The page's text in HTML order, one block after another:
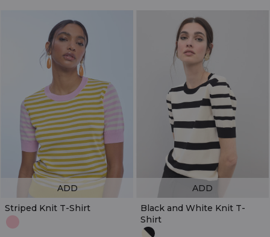
Striped Knit T-Shirt
ADD
Black and White Knit T-
Shirt
ADD